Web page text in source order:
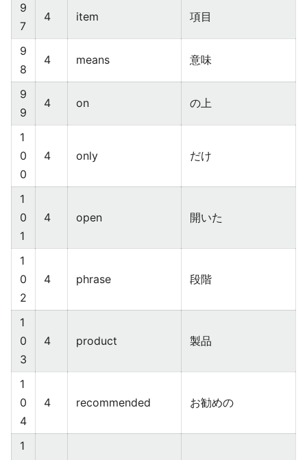
9
7
4 item 項目
9
8
4 means 意味
9
9
4 on の上
1
0
0
4 only だけ
1
0
1
4 open 開いた
1
0
2
4 phrase 段階
1
0
3
4 product 製品
1
0
4
4 recommended お勧めの
1